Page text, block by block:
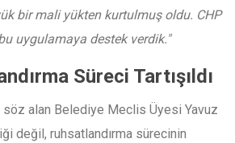
bir mali yükten kurtulmuş oldu. CHP
uygulamaya destek verdik."
Süreci Tartışıldı
söz alan Belediye Meclis Üyesi Yavuz
değil, ruhsatlandırma sürecinin